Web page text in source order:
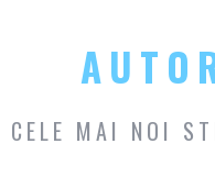
CELE MAI NOI